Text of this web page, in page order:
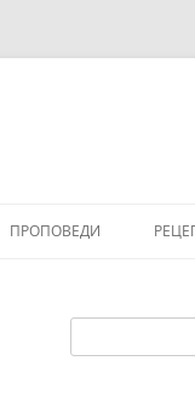
ПРОПОВЕДИ